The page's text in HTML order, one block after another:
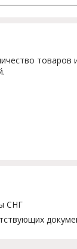
товаров
СНГ